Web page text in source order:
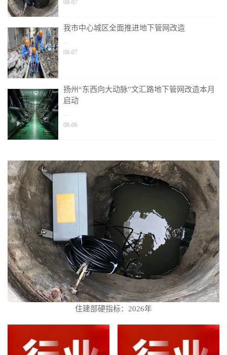
08-07
我市中心城区全面推进地下管网改造
…
08-07
扬州“东西向大动脉”文汇路地下管网改造本月
启动
…
08-06
住建部硬指标：2026年